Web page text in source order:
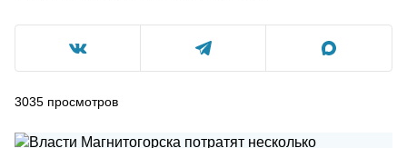
3035 просмотров